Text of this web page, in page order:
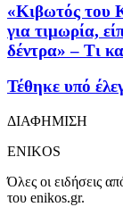
«Κιβωτός του
για τιμωρία,
δέντρα» – Τι
Τέθηκε υπό
ΔΙΑΦΗΜΙΣΗ
ENIKOS
Όλες οι ειδήσεις
του enikos.gr.